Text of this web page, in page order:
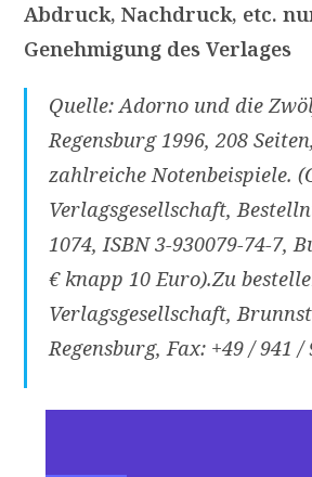
Abdruck, Nachdruck, etc.
Genehmigung des Verlages
Quelle: Adorno und die
Regensburg 1996, 208
zahlreiche Notenbeispiele.
Verlagsgesellschaft,
1074, ISBN 3-930079-74-7,
€ knapp 10 Euro).Zu
Verlagsgesellschaft,
Regensburg, Fax: +49 / 941 /